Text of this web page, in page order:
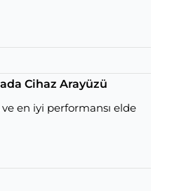
Cihaz Arayüzü
ve en iyi performansı elde